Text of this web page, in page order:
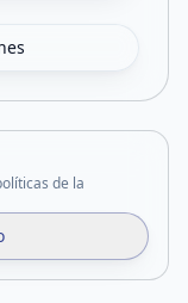
de la